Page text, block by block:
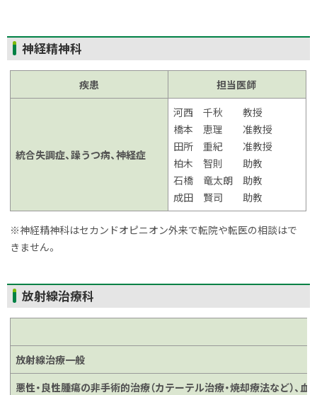
ト
ッ
に
神経精神科
疾患 担当医師
統合失調症、躁うつ病、神経症
河西 千秋 教授
橋本 恵理 准教授
田所 重紀 准教授
柏木 智則 助教
石橋 竜太朗 助教
成田 賢司 助教
※神経精神科はセカンドオピニオン外来で転院や転医の相談はで
きません。
ト
ッ
に
戻
る
放射線治療科
放射線治療一般
悪性・良性腫瘍の非手術的治療（カテーテル治療・焼却療法など）、